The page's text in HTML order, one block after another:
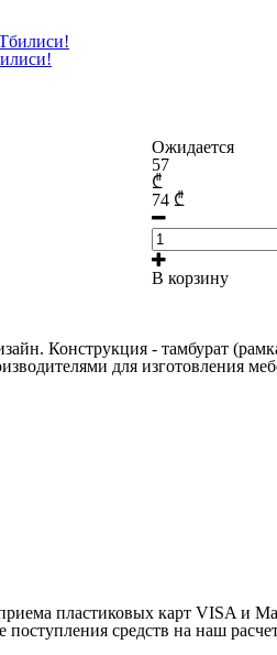
Ожидается
57
₾
74 ₾
В корзину
Конструкция - тамбурат
для изготовления
пластиковых карт VISA и
поступления средств на наш